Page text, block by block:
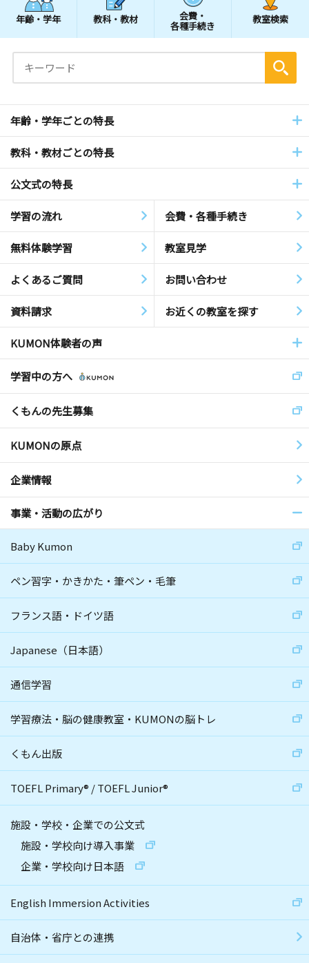
年齢・学年 教科・教材 会費・
各種手続き
教室検索
年齢・学年ごとの特長
教科・教材ごとの特長
公文式の特長
学習の流れ 会費・各種手続き
無料体験学習 教室見学
よくあるご質問 お問い合わせ
資料請求 お近くの教室を探す
KUMON体験者の声
学習中の方へ
くもんの先生募集
KUMONの原点
企業情報
事業・活動の広がり
Baby Kumon
ペン習字・かきかた・筆ペン・毛筆
フランス語・ドイツ語
Japanese（日本語）
通信学習
学習療法・脳の健康教室・KUMONの脳トレ
くもん出版
TOEFL Primary® /TOEFL Junior®
施設・学校・企業での公文式
施設・学校向け導入事業
企業・学校向け日本語
English Immersion Activities
自治体・省庁との連携